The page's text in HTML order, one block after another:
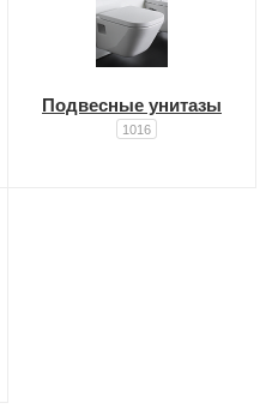
Подвесные унитазы
1016